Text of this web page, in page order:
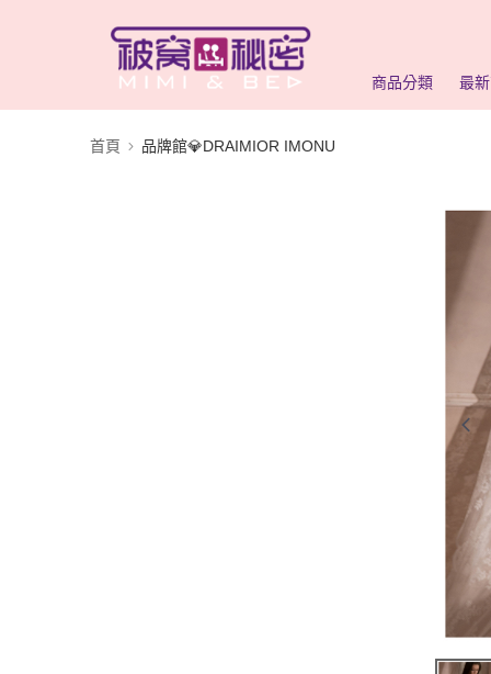
商品分類 最
首頁 品牌館💎DRAIMIOR IMONU